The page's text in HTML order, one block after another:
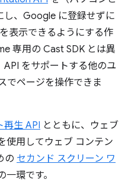
、Google に登録せずに
表示できるようにする作
専用の Cast SDK とは異
API をサポートする他のユ
でページを操作できま
再生 API とともに、ウェブ
使用してウェブ コンテン
の セカンド スクリーン ワ
一環です。